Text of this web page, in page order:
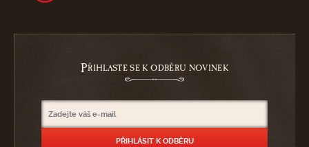
PŘIHLASTE SE K ODBĚRU NOVINEK